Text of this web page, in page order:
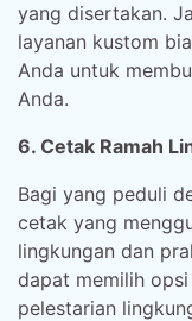
yang disertakan.
layanan kustom
Anda untuk
Anda.
6. Cetak Ramah
Bagi yang peduli
cetak yang
lingkungan dan
dapat memilih
pelestarian